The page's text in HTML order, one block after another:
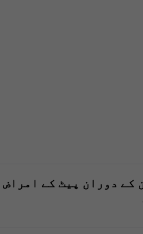
کے دوران پیٹ کے امراض